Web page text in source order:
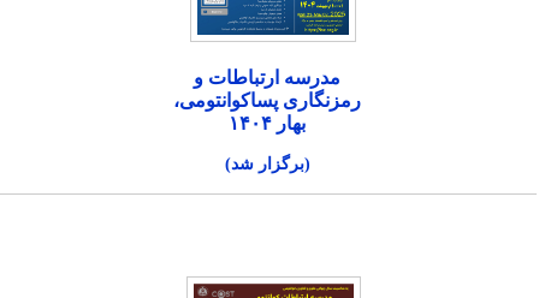
مدرسه ارتباطات و
رمزنگاری پساکوانتومی،
بهار ۱۴۰۴
(برگزار شد)